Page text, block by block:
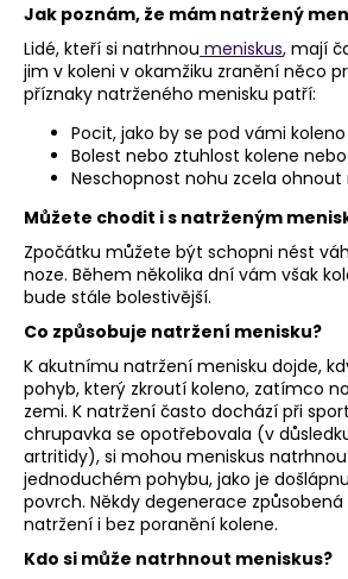
Jak poznám, že mám natržený
Lidé, kteří si natrhnou meniskus, mají
jim v koleni v okamžiku zranění něco
příznaky natrženého menisku patří:
Pocit, jako by se pod vámi
Bolest nebo ztuhlost kolene
Neschopnost nohu zcela
Můžete chodit i s natrženým
Zpočátku můžete být schopni nést
noze. Během několika dní vám však
bude stále bolestivější.
Co způsobuje natržení menisku?
K akutnímu natržení menisku dojde,
pohyb, který zkroutí koleno, zatímco
zemi. K natržení často dochází při
chrupavka se opotřebovala (v
artritidy), si mohou meniskus
jednoduchém pohybu, jako je
povrch. Někdy degenerace
natržení i bez poranění kolene.
Kdo si může natrhnout meniskus?